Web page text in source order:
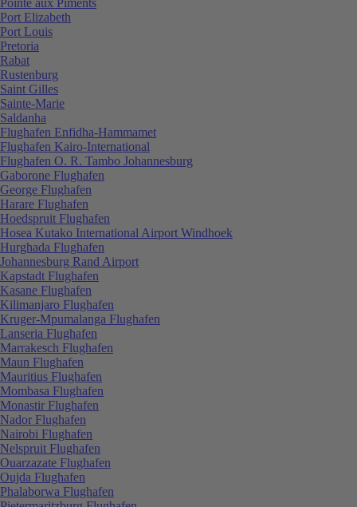
Port Elizabeth
Port Louis
Pretoria
Rabat
Rustenburg
Saint Gilles
Sainte-Marie
Saldanha
Flughafen Enfidha-Hammamet
Flughafen Kairo-International
Flughafen O. R. Tambo Johannesburg
Gaborone Flughafen
George Flughafen
Harare Flughafen
Hoedspruit Flughafen
Hosea Kutako International Airport Windhoek
Hurghada Flughafen
Johannesburg Rand Airport
Kapstadt Flughafen
Kasane Flughafen
Kilimanjaro Flughafen
Kruger-Mpumalanga Flughafen
Lanseria Flughafen
Marrakesch Flughafen
Maun Flughafen
Mauritius Flughafen
Mombasa Flughafen
Monastir Flughafen
Nador Flughafen
Nairobi Flughafen
Nelspruit Flughafen
Ouarzazate Flughafen
Oujda Flughafen
Phalaborwa Flughafen